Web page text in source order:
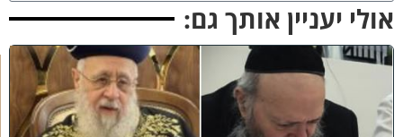
יעניין אותך גם:
ב